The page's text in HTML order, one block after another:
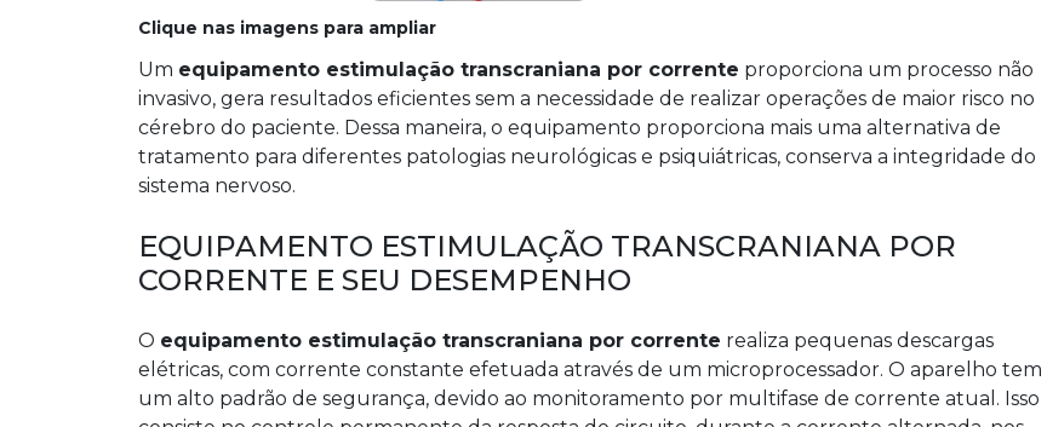
Clique nas imagens para ampliar
Um equipamento estimulação transcraniana por corrente proporciona um processo não
invasivo, gera resultados eficientes sem a necessidade de realizar operações de maior risco no
cérebro do paciente. Dessa maneira, o equipamento proporciona mais uma alternativa de
tratamento para diferentes patologias neurológicas e psiquiátricas, conserva a integridade do
sistema nervoso.
EQUIPAMENTO ESTIMULAÇÃO TRANSCRANIANA POR
CORRENTE E SEU DESEMPENHO
O equipamento estimulação transcraniana por corrente realiza pequenas descargas
elétricas, com corrente constante efetuada através de um microprocessador. O aparelho tem
um alto padrão de segurança, devido ao monitoramento por multifase de corrente atual. Isso